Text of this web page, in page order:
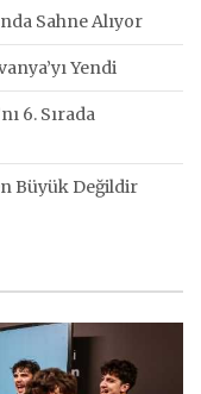
Sahne Alıyor
Yendi
6. Sırada
Büyük Değildir